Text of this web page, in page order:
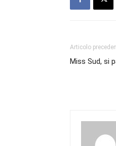
Articolo
Miss Sud, si